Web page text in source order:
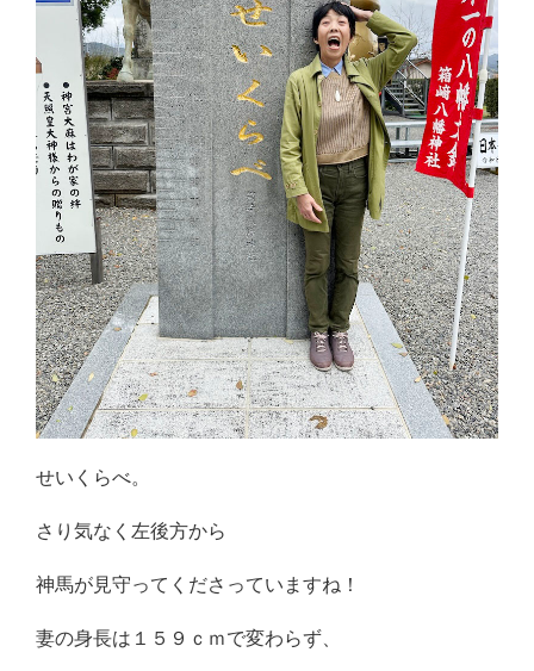
せいくらべ。
さり気なく左後方から
神馬が見守ってくださっていますね！
妻の身長は１５９ｃｍで変わらず、